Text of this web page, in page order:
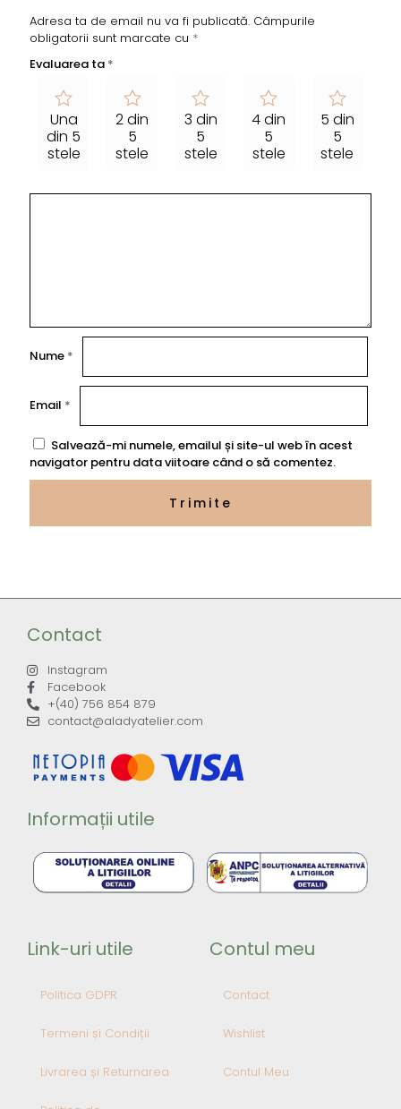
Adresa ta de email nu va fi publicată. Câmpurile
obligatorii sunt marcate cu *
Evaluarea ta *
Una
din 5
stele
2 din
5
stele
3 din
5
stele
4 din
5
stele
5 din
5
stele
Nume *
Email *
Salvează-mi numele, emailul și site-ul web în acest
navigator pentru data viitoare când o să comentez.
Contact
Instagram
Facebook
+(40) 756 854 879
contact@aladyatelier.com
Informații utile
Link-uri utile
Politica GDPR
Termeni și Condiții
Livrarea și Returnarea
Contul meu
Contact
Wishlist
Contul Meu